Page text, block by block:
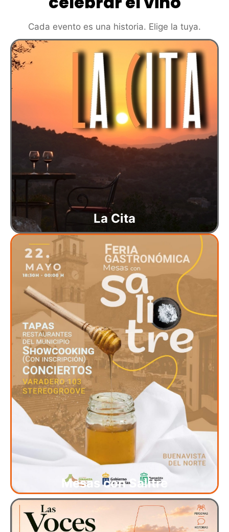
Cada evento es una historia. Elige la tuya.
La Cita
Mesas con Salitre